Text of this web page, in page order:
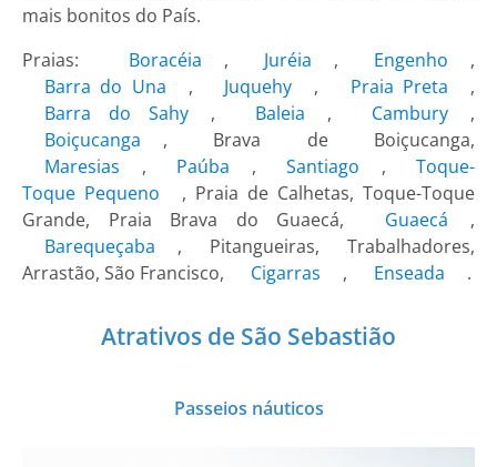
mais bonitos do País.
Praias:
Boracéia , Juréia , Engenho
,
Barra do Una
, Juquehy , Praia Preta
,
Barra do Sahy
, Baleia , Cambury
,
Boiçucanga
, Brava de Boiçucanga,
Maresias
, Paúba , Santiago ,
Toque-
Toque Pequeno
, Praia de Calhetas, Toque-Toque
Grande, Praia Brava do Guaecá,
Guaecá
,
Barequeçaba
, Pitangueiras, Trabalhadores,
Arrastão, São Francisco,
Cigarras , Enseada .
Atrativos de São Sebastião
Passeios náuticos